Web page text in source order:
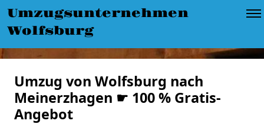
Umzugsunternehmen
Wolfsburg
Umzug von Wolfsburg nach
Meinerzhagen ☛ 100 % Gratis-
Angebot